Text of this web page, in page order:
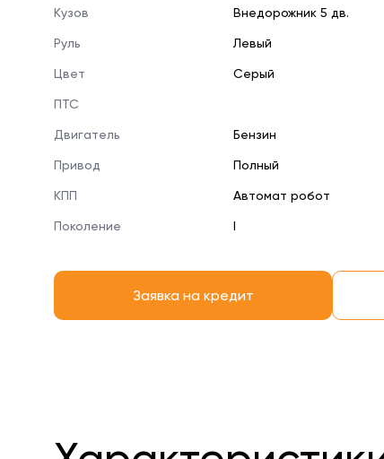
Кузов Внедорожник 5 дв.
Руль Левый
Цвет Серый
ПТС
Двигатель Бензин
Привод Полный
КПП Автомат робот
Поколение I
Заявка на кредит